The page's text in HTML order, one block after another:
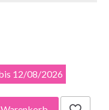
12/08/2026